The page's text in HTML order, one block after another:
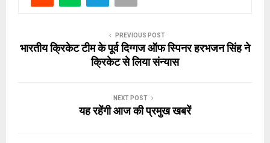
PREVIOUS POST
भारतीय क्रिकेट टीम के पूर्व दिग्गज ऑफ स्पिनर हरभजन सिंह ने
क्रिकेट से लिया संन्यास
NEXT POST
यह रहेंगी आज की प्रमुख खबरें